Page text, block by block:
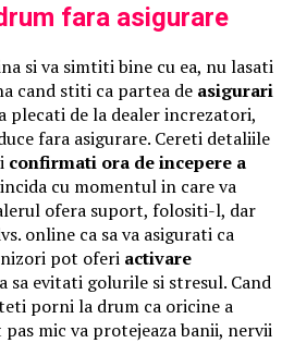
fara asigurare
si va simtiti bine cu ea, nu lasati
cand stiti ca partea de asigurari
plecati de la dealer increzatori,
fara asigurare. Cereti detaliile
confirmati ora de incepere a
cu momentul in care va
ofera suport, folositi-l, dar
online ca sa va asigurati ca
pot oferi activare
sa evitati golurile si stresul. Cand
porni la drum ca oricine a
mic va protejeaza banii, nervii